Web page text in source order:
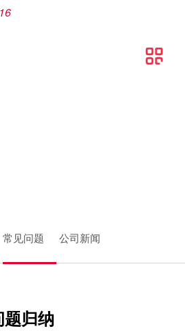

常见问题 公司新闻
归纳